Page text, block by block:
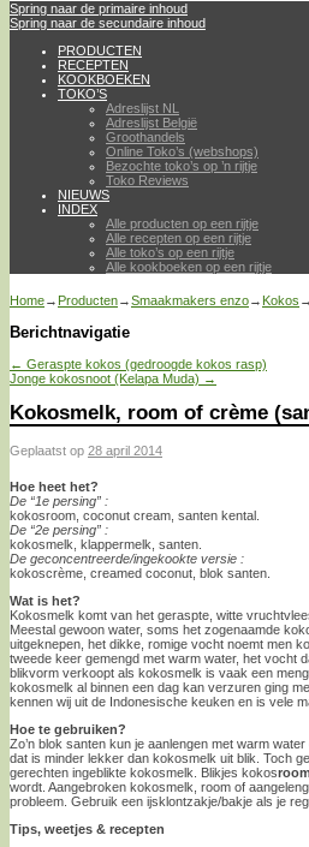
Spring naar de primaire inhoud
Spring naar de secundaire inhoud
PRODUCTEN
RECEPTEN
KOOKBOEKEN
TOKO’S
Adreslijst NL
Adreslijst België
Groothandels
Online Toko’s (webshops)
Bezochte toko’s op ’n rijtje
Toko Reviews
NIEUWS
INDEX
Alle producten op een rijtje
Alle recepten op een rijtje
Alle toko’s op een rijtje
Alle kookboeken op een rijtje
Home→ Producten→Smaakmakers enzo→ Kokos →
Berichtnavigatie
← Geraspte kokos (gedroogde kokos rasp)
Jonge kokosnoot (Kelapa Muda) →
Kokosmelk, room of crème
Geplaatst op 28 april 2014
Hoe heet het?
De “1e persing” :
kokosroom, coconut cream, santen kental.
De “2e persing” :
kokosmelk, klappermelk, santen.
De geconcentreerde/ingekookte versie :
kokoscrème, creamed coconut, blok santen.
Wat is het?
Kokosmelk komt van het geraspte, witte
Meestal gewoon water, soms het zogenaamde
uitgeknepen, het dikke, romige vocht noemt men
tweede keer gemengd met warm water, het vocht
blikvorm verkoopt als kokosmelk is vaak een
kokosmelk al binnen een dag kan verzuren ging
kennen wij uit de Indonesische keuken en is vele
Hoe te gebruiken?
Zo’n blok santen kun je aanlengen met warm
dat is minder lekker dan kokosmelk uit blik. Toch
gerechten ingeblikte kokosmelk. Blikjes kokosroom
wordt. Aangebroken kokosmelk, room of
probleem. Gebruik een ijsklontzakje/bakje als je
Tips, weetjes & recepten